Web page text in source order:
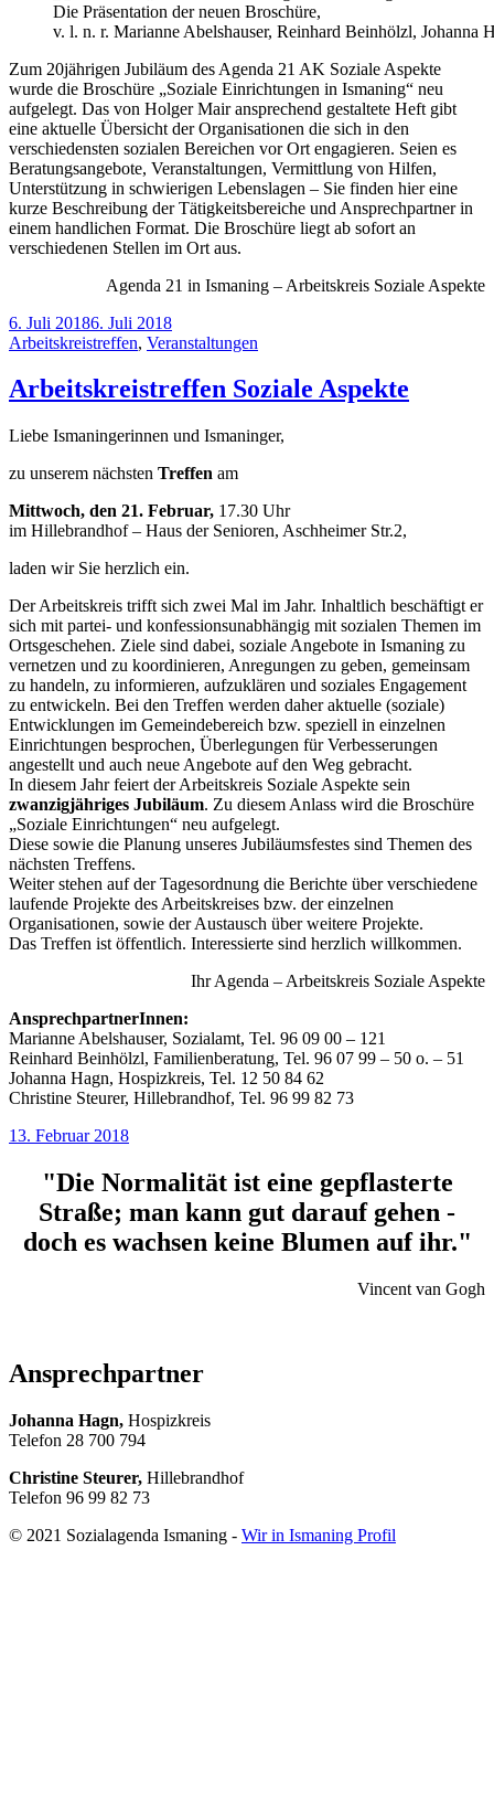
Die Präsentation der neuen Broschüre,
v. l. n. r. Marianne Abelshauser, Reinhard Beinhölzl,
Zum 20jährigen Jubiläum des Agenda 21 AK Soziale Aspekte
wurde die Broschüre „Soziale Einrichtungen in Ismaning“ neu
aufgelegt. Das von Holger Mair ansprechend gestaltete Heft gibt
eine aktuelle Übersicht der Organisationen die sich in den
verschiedensten sozialen Bereichen vor Ort engagieren. Seien es
Beratungsangebote, Veranstaltungen, Vermittlung von Hilfen,
Unterstützung in schwierigen Lebenslagen – Sie finden hier eine
kurze Beschreibung der Tätigkeitsbereiche und Ansprechpartner in
einem handlichen Format. Die Broschüre liegt ab sofort an
verschiedenen Stellen im Ort aus.
Agenda 21 in Ismaning – Arbeitskreis Soziale Aspekte
6. Juli 20186. Juli 2018
Arbeitskreistreffen, Veranstaltungen
Arbeitskreistreffen Soziale Aspekte
Liebe Ismaningerinnen und Ismaninger,
zu unserem nächsten Treffen am
Mittwoch, den 21. Februar, 17.30 Uhr
im Hillebrandhof – Haus der Senioren, Aschheimer Str.2,
laden wir Sie herzlich ein.
Der Arbeitskreis trifft sich zwei Mal im Jahr. Inhaltlich beschäftigt er
sich mit partei- und konfessionsunabhängig mit sozialen Themen im
Ortsgeschehen. Ziele sind dabei, soziale Angebote in Ismaning zu
vernetzen und zu koordinieren, Anregungen zu geben, gemeinsam
zu handeln, zu informieren, aufzuklären und soziales Engagement
zu entwickeln. Bei den Treffen werden daher aktuelle (soziale)
Entwicklungen im Gemeindebereich bzw. speziell in einzelnen
Einrichtungen besprochen, Überlegungen für Verbesserungen
angestellt und auch neue Angebote auf den Weg gebracht.
In diesem Jahr feiert der Arbeitskreis Soziale Aspekte sein
zwanzigjähriges Jubiläum. Zu diesem Anlass wird die Broschüre
„Soziale Einrichtungen“ neu aufgelegt.
Diese sowie die Planung unseres Jubiläumsfestes sind Themen des
nächsten Treffens.
Weiter stehen auf der Tagesordnung die Berichte über verschiedene
laufende Projekte des Arbeitskreises bzw. der einzelnen
Organisationen, sowie der Austausch über weitere Projekte.
Das Treffen ist öffentlich. Interessierte sind herzlich willkommen.
Ihr Agenda – Arbeitskreis Soziale Aspekte
AnsprechpartnerInnen:
Marianne Abelshauser, Sozialamt, Tel. 96 09 00 – 121
Reinhard Beinhölzl, Familienberatung, Tel. 96 07 99 – 50 o. – 51
Johanna Hagn, Hospizkreis, Tel. 12 50 84 62
Christine Steurer, Hillebrandhof, Tel. 96 99 82 73
13. Februar 2018
"Die Normalität ist eine gepflasterte
Straße; man kann gut darauf gehen -
doch es wachsen keine Blumen auf ihr."
Vincent van Gogh
Ansprechpartner
Johanna Hagn, Hospizkreis
Telefon 28 700 794
Christine Steurer, Hillebrandhof
Telefon 96 99 82 73
© 2021 Sozialagenda Ismaning - Wir in Ismaning Profil